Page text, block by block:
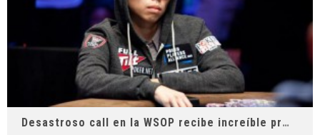
Desastroso call en la WSOP recibe increíble premio